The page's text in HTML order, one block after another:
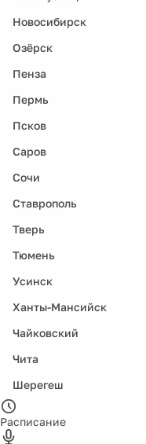
Новосибирск
Озёрск
Пенза
Пермь
Псков
Саров
Сочи
Ставрополь
Тверь
Тюмень
Усинск
Ханты-Мансийск
Чайковский
Чита
Шерегеш
Расписание